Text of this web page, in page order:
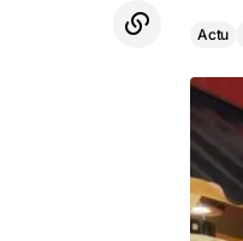
Actu